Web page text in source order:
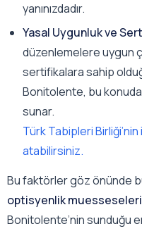
yanınızdadır.
Yasal Uygunluk ve
düzenlemelere uygun
sertifikalara sahip
Bonitolente, bu
sunar.
Türk Tabipleri
atabilirsiniz.
Bu faktörler göz önünde
optisyenlik
Bonitolente’nin sunduğu